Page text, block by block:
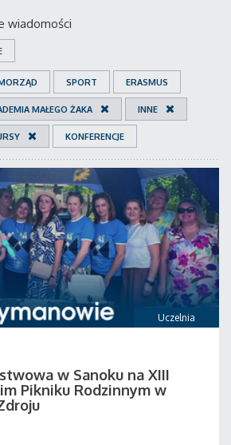
wiadomości
SPORT ERASMUS
MAŁEGO ŻAKA INNE
KONFERENCJE
Uczelnia
w Sanoku na XIII
Pikniku Rodzinnym w